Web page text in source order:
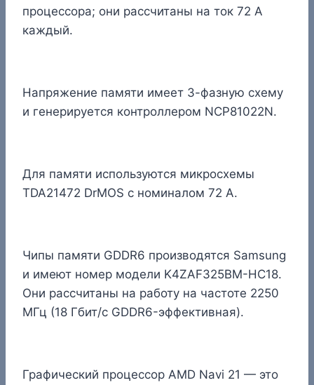
процессора; они рассчитаны на ток 72 А
каждый.
Напряжение памяти имеет 3-фазную схему
и генерируется контроллером NCP81022N.
Для памяти используются микросхемы
TDA21472 DrMOS с номиналом 72 А.
Чипы памяти GDDR6 производятся Samsung
и имеют номер модели K4ZAF325BM-HC18.
Они рассчитаны на работу на частоте 2250
МГц (18 Гбит/с GDDR6-эффективная).
Графический процессор AMD Navi 21 — это